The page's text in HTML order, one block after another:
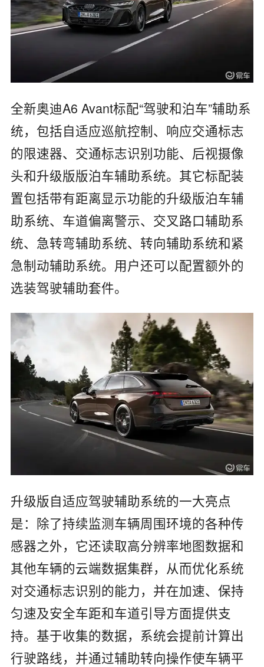
全新奥迪A6 Avant标配“驾驶和泊车”辅助系
统，包括自适应巡航控制、响应交通标志
的限速器、交通标志识别功能、后视摄像
头和升级版版泊车辅助系统。其它标配装
置包括带有距离显示功能的升级版泊车辅
助系统、车道偏离警示、交叉路口辅助系
统、急转弯辅助系统、转向辅助系统和紧
急制动辅助系统。用户还可以配置额外的
选装驾驶辅助套件。
升级版自适应驾驶辅助系统的一大亮点
是：除了持续监测车辆周围环境的各种传
感器之外，它还读取高分辨率地图数据和
其他车辆的云端数据集群，从而优化系统
对交通标志识别的能力，并在加速、保持
匀速及安全车距和车道引导方面提供支
持。基于收集的数据，系统会提前计算出
行驶路线，并通过辅助转向操作使车辆平